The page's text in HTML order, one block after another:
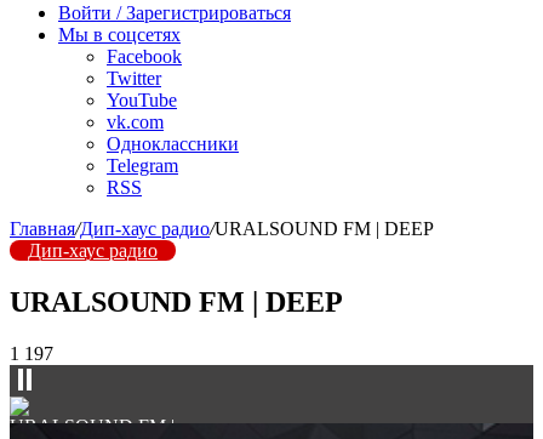
радио
Войти / Зарегистрироваться
Мы в соцсетях
Facebook
Twitter
YouTube
vk.com
Одноклассники
Telegram
RSS
Главная/Дип-хаус радио/URALSOUND FM | DEEP
Дип-хаус радио
URALSOUND FM | DEEP
1 197
URALSOUND FM |